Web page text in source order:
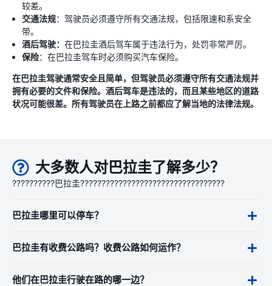
较差。
交通法规：驾驶员必须遵守所有交通法规，包括限速和系安全
带。
酒后驾驶： 在巴拉圭酒后驾车属于违法行为，处罚非常严厉。
保险：在巴拉圭驾车时必须购买汽车保险。
在巴拉圭驾驶通常安全且简单，但驾驶员必须遵守所有交通法规并
拥有必要的文件和保险。酒后驾车是违法的，而且某些地区的道路
状况可能很差。所有驾驶员在上路之前都应了解当地的法律法规。
大多数人对巴拉圭了解多少？
??????????巴拉圭??????????????????????????????????
巴拉圭哪里可以停车？
巴拉圭有收费公路吗？收费公路如何运作？
他们在巴拉圭行驶在路的哪一边？